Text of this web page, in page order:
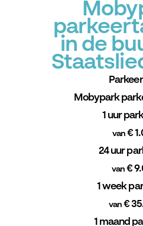
in de
Mobypark
1 uur
van€
24 uur
van€
1 week
van€
1 maand